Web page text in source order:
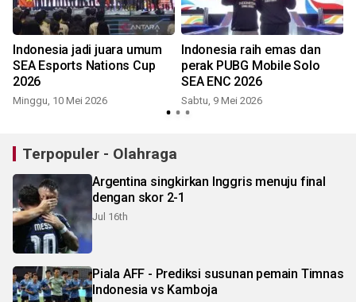
Indonesia jadi juara umum
SEA Esports Nations Cup
2026
Minggu, 10 Mei 2026
Indonesia raih emas dan
perak PUBG Mobile Solo
SEA ENC 2026
Sabtu, 9 Mei 2026
Terpopuler - Olahraga
Argentina singkirkan Inggris menuju final
dengan skor 2-1
Jul 16th
Piala AFF - Prediksi susunan pemain Timnas
Indonesia vs Kamboja